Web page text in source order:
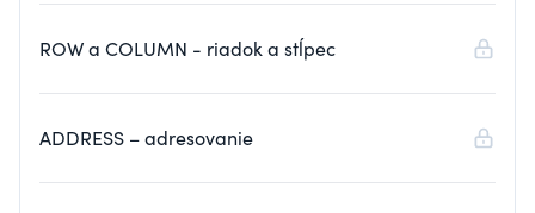
ROW a COLUMN - riadok a stĺpec
ADDRESS – adresovanie